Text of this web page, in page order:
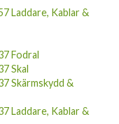
Laddare, Kablar &
Fodral
Skal
Skärmskydd &
Laddare, Kablar &